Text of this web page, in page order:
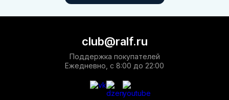
club@ralf.ru
Поддержка покупателей
Ежедневно, с 8:00 до 22:00